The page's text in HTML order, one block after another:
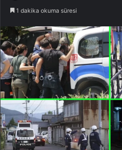
1 dakika okuma süresi